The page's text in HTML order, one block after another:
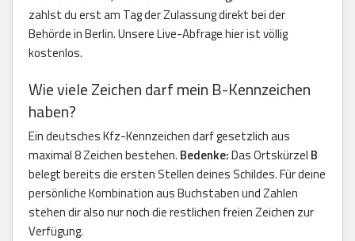
zahlst du erst am Tag der Zulassung direkt bei der
Behörde in Berlin. Unsere Live-Abfrage hier ist völlig
kostenlos.
Wie viele Zeichen darf mein B-Kennzeichen
haben?
Ein deutsches Kfz-Kennzeichen darf gesetzlich aus
maximal 8 Zeichen bestehen. Bedenke:Das Ortskürzel B
belegt bereits die ersten Stellen deines Schildes. Für deine
persönliche Kombination aus Buchstaben und Zahlen
stehen dir also nur noch die restlichen freien Zeichen zur
Verfügung.